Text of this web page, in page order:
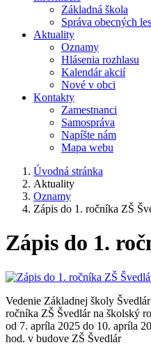
Základná škola
Správa obecných
Aktuality
Oznamy
Hlásenia rozhlasu
Kalendár akcií
Nové v obci
Kontakty
Zamestnanci
Samospráva
Napíšte nám
Mapa webu
Úvodná stránka
Aktuality
Oznamy
Zápis do 1. ročníka ZŠ
Zápis do 1.
Vedenie Základnej školy
ročníka ZŠ Švedlár na školský
od 7. apríla 2025 do 10. apríla
hod. v budove ZŠ Švedlár